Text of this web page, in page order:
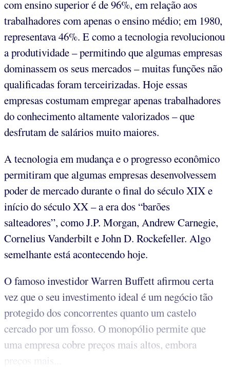
com ensino superior é de 96%, em relação aos
trabalhadores com apenas o ensino médio; em 1980,
representava 46%. E como a tecnologia revolucionou
a produtividade – permitindo que algumas empresas
dominassem os seus mercados – muitas funções não
qualificadas foram terceirizadas. Hoje essas
empresas costumam empregar apenas trabalhadores
do conhecimento altamente valorizados – que
desfrutam de salários muito maiores.
A tecnologia em mudança e o progresso econômico
permitiram que algumas empresas desenvolvessem
poder de mercado durante o final do século XIX e
início do século XX – a era dos “barões
salteadores”, como J.P. Morgan, Andrew Carnegie,
Cornelius Vanderbilt e John D. Rockefeller. Algo
semelhante está acontecendo hoje.
O famoso investidor Warren Buffett afirmou certa
vez que o seu investimento ideal é um negócio tão
protegido dos concorrentes quanto um castelo
cercado por um fosso. O monopólio permite que
uma empresa cobre preços mais altos, embora
preços mais...